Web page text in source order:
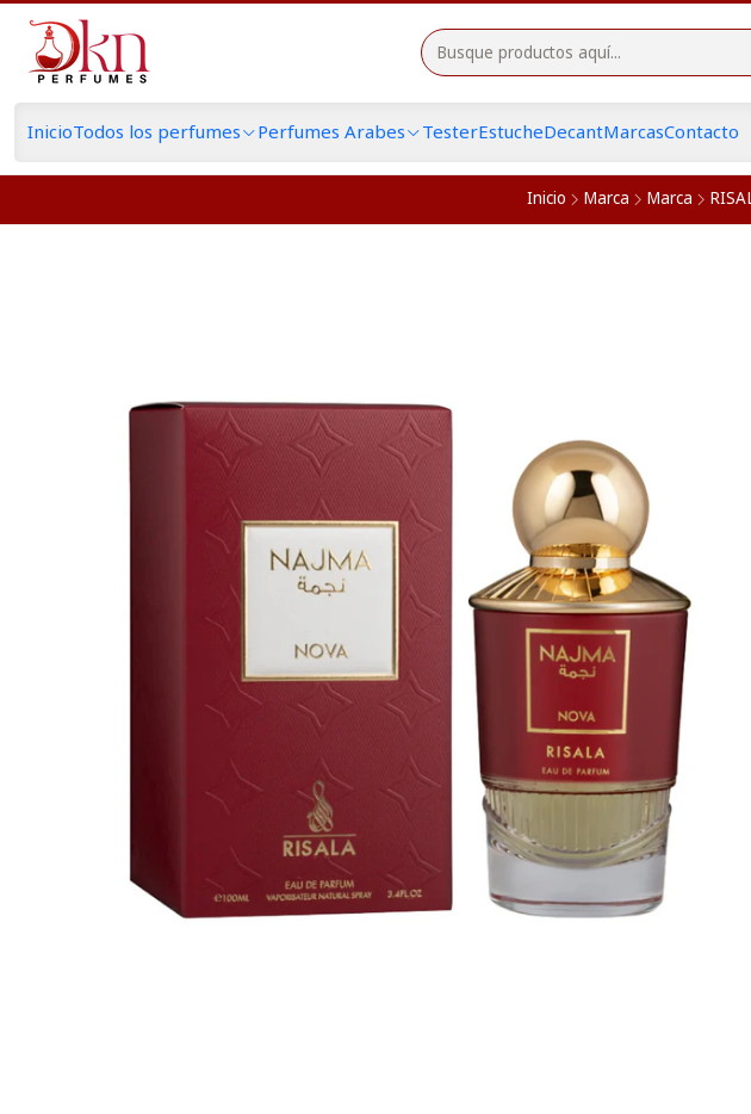
InicioTodos los perfumes Perfumes Arabes TesterEstucheDecantMarcasContacto
Inicio Marca Marca